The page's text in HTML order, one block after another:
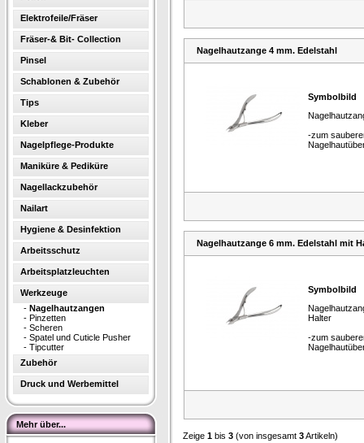
Elektrofeile/Fräser
Fräser-& Bit- Collection
Pinsel
Schablonen & Zubehör
Tips
Kleber
Nagelpflege-Produkte
Maniküre & Pediküre
Nagellackzubehör
Nailart
Hygiene & Desinfektion
Arbeitsschutz
Arbeitsplatzleuchten
Werkzeuge
- Nagelhautzangen
- Pinzetten
- Scheren
- Spatel und Cuticle Pusher
- Tipcutter
Zubehör
Druck und Werbemittel
Mehr über...
Nagelhautzange 4 mm. Edelstahl
Symbolbild
-zum
Nagelhautzange 6 mm. Edelstahl mit
Symbolbild
Halter
-zum
Zeige 1 bis 3 (von insgesamt 3Artikeln)